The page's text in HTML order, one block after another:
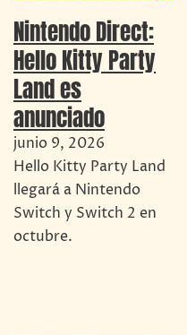
Nintendo Direct:
Hello Kitty Party
Land es
anunciado
junio 9, 2026
Hello Kitty Party Land
llegará a Nintendo
Switch y Switch 2 en
octubre.